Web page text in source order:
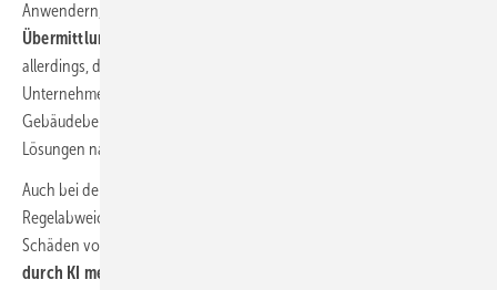
Anwendern, denn nur so könne eine
Übermittlung des KI-Wissens
allerdings, dass der Transfer von Algorithmen durch die Köpfe der
Unternehmer bereits stattgefunden habe. Kersting sieht im
Gebäudebereich die Datenbasis BIM als Nukleus für generative
Lösungen nach dem „Was-wäre-wenn-Prinzip“.
Auch bei der Analyse umfangreicher Verträge helfe KI,
Regelabweichungen zu entdecken und damit maßgeblich finanzielle
Schäden von Unternehmen abzuwenden. Ganz allgemein könne
durch KI mehr Transparenz bei schriftlichen Abmachungen